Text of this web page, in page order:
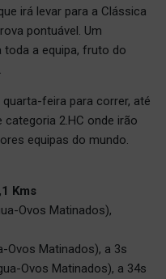
irá levar para a Clássica
pontuável. Um
toda a equipa, fruto do
feira para correr, até
categoria 2.HC onde irão
equipas do mundo.
Kms
Ovos Matinados),
Ovos Matinados), a 3s
Ovos Matinados), a 34s